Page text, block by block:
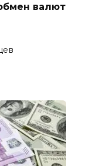
валют